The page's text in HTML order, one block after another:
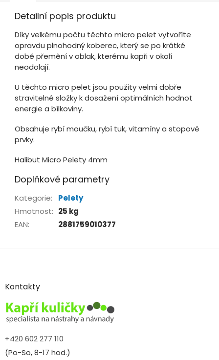
Detailní popis produktu
Díky velkému počtu těchto micro pelet vytvoříte
opravdu plnohodný koberec, který se po krátké
době přemění v oblak, kterému kapři v okolí
neodolají.
U těchto micro pelet jsou použity velmi dobře
stravitelné složky k dosažení optimálních hodnot
energie a bílkoviny.
Obsahuje rybí moučku, rybí tuk, vitamíny a stopové
prvky.
Halibut Micro Pelety 4mm
Doplňkové parametry
Kategorie:
Pelety
Hmotnost: 25 kg
EAN: 2881759010377
Z
aKontakty
+420 602 277 110
(Po-So, 8-17 hod.)